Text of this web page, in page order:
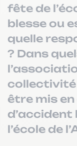
fête de
blesse ou
quelle
? Dans
être mis
d’accident
l’école de